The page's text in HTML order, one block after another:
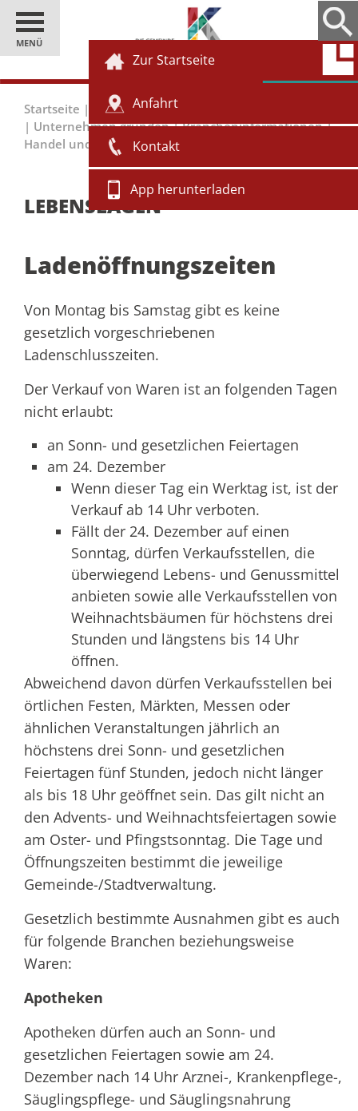
MENÜ
Zur Startseite
Anfahrt
Kontakt
App herunterladen
Startseite | Einwohner|Bürgerservice
| Unternehmen gründen|Brancheninformationen|
Handel und Industrie|Ladenöffnungszeiten
LEBENSLAGEN
Ladenöffnungszeiten
Von Montag bis Samstag gibt es keine
gesetzlich vorgeschriebenen
Ladenschlusszeiten.
Der Verkauf von Waren ist an folgenden Tagen
nicht erlaubt:
an Sonn- und gesetzlichen Feiertagen
am 24. Dezember
Wenn dieser Tag ein Werktag ist, ist der
Verkauf ab 14 Uhr verboten.
Fällt der 24. Dezember auf einen
Sonntag, dürfen Verkaufsstellen, die
überwiegend Lebens- und Genussmittel
anbieten sowie alle Verkaufsstellen von
Weihnachtsbäumen für höchstens drei
Stunden und längstens bis 14 Uhr
öffnen.
Abweichend davon dürfen Verkaufsstellen bei
örtlichen Festen, Märkten, Messen oder
ähnlichen Veranstaltungen jährlich an
höchstens drei Sonn- und gesetzlichen
Feiertagen fünf Stunden, jedoch nicht länger
als bis 18 Uhr geöffnet sein. Das gilt nicht an
den Advents- und Weihnachtsfeiertagen sowie
am Oster- und Pfingstsonntag. Die Tage und
Öffnungszeiten bestimmt die jeweilige
Gemeinde-/Stadtverwaltung.
Gesetzlich bestimmte Ausnahmen gibt es auch
für folgende Branchen beziehungsweise
Waren:
Apotheken
Apotheken dürfen auch an Sonn- und
gesetzlichen Feiertagen sowie am 24.
Dezember nach 14 Uhr Arznei-, Krankenpflege-,
Säuglingspflege- und Säuglingsnahrung